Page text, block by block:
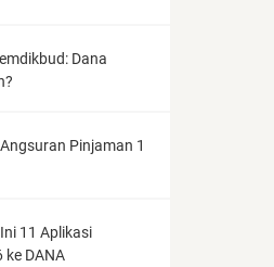
Dana
Pinjaman 1
11 Aplikasi
ke DANA